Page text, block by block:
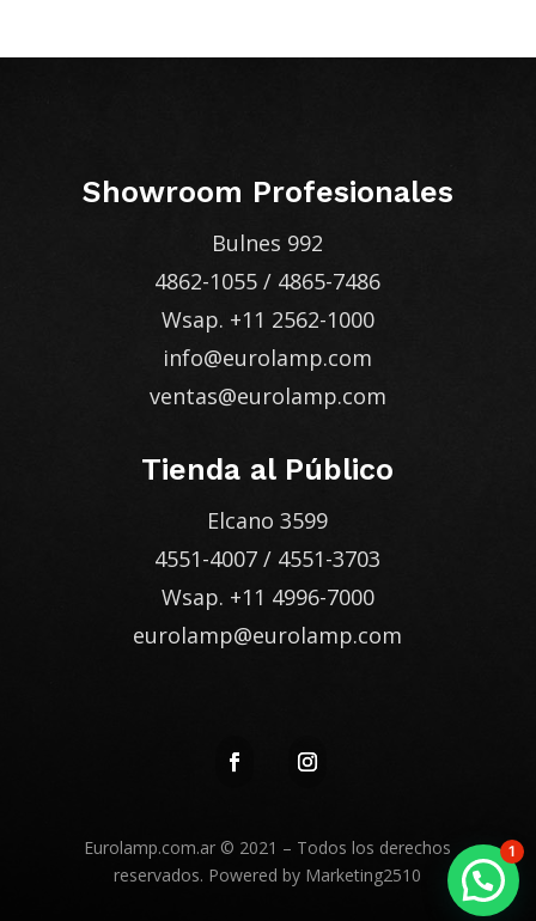
Showroom Profesionales
Bulnes 992
4862-1055 / 4865-7486
Wsap. +11 2562-1000
info@eurolamp.com
ventas@eurolamp.com
Tienda al Público
Elcano 3599
4551-4007 / 4551-3703
Wsap. +11 4996-7000
eurolamp@eurolamp.com
Eurolamp.com.ar © 2021 – Todos los derechos
reservados. Powered by Marketing2510
1